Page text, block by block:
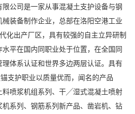
公司是一家从事混凝土支护设备与钢
装备制作企业，总部在洛阳空港工业
化出产厂区，具有较强的自主立异研制
平在国内同职业处于位置，在全国同
体系认证和世界多边两层认证。具有
支护职业以质量优而，闻名的产品
料喷浆机组系列、干╱湿式混凝土喷射
系列、钢筋系列新产品、凿岩机、钻